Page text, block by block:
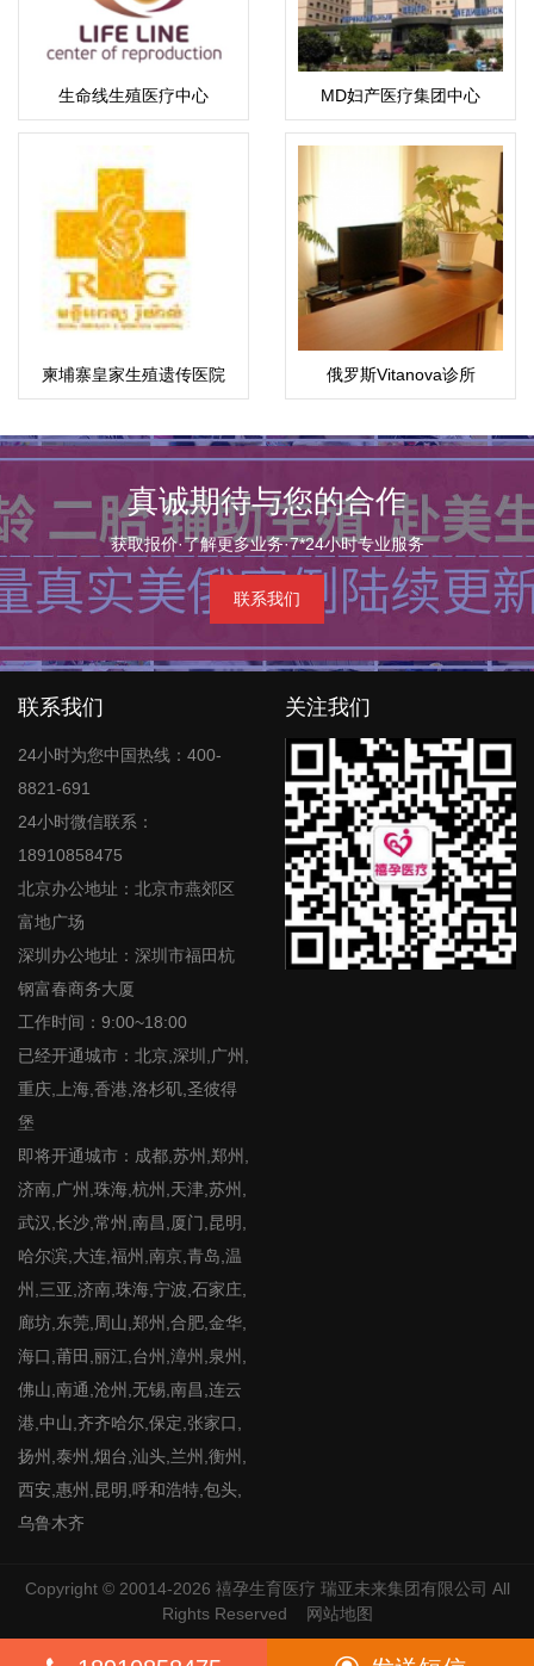
生命线生殖医疗中心 MD妇产医疗集团中心
柬埔寨皇家生殖遗传医院 俄罗斯Vitanova诊所
真诚期待与您的合作
获取报价·了解更多业务·7*24小时专业服务
联系我们
联系我们
24小时为您中国热线：400-
8821-691
24小时微信联系：
18910858475
北京办公地址：北京市燕郊区
富地广场
深圳办公地址：深圳市福田杭
钢富春商务大厦
工作时间：9:00~18:00
已经开通城市：北京,深圳,广州,
重庆,上海,香港,洛杉矶,圣彼得
堡
即将开通城市：成都,苏州,郑州,
济南,广州,珠海,杭州,天津,苏州,
武汉,长沙,常州,南昌,厦门,昆明,
哈尔滨,大连,福州,南京,青岛,温
州,三亚,济南,珠海,宁波,石家庄,
廊坊,东莞,周山,郑州,合肥,金华,
海口,莆田,丽江,台州,漳州,泉州,
佛山,南通,沧州,无锡,南昌,连云
港,中山,齐齐哈尔,保定,张家口,
扬州,泰州,烟台,汕头,兰州,衡州,
西安,惠州,昆明,呼和浩特,包头,
乌鲁木齐
关注我们
Copyright © 20014-2026 禧孕生育医疗 瑞亚未来集团有限公司 All
Rights Reserved
网站地图